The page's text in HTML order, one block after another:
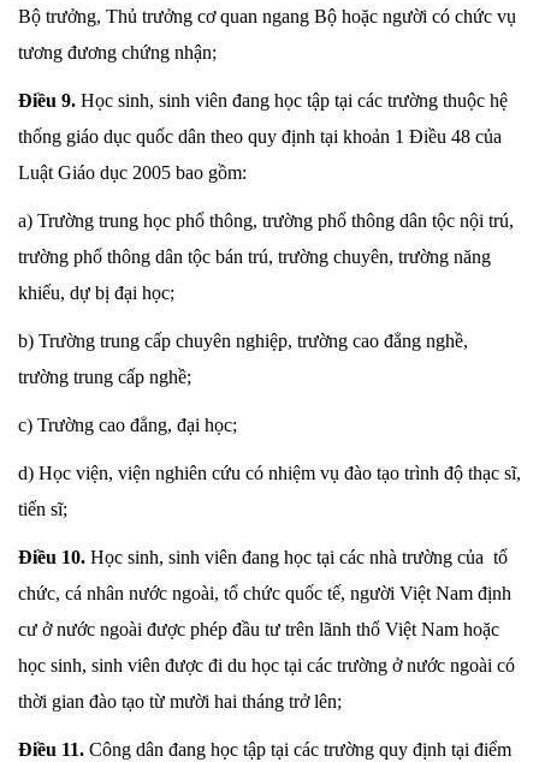
Bộ trưởng, Thủ trưởng cơ quan ngang Bộ hoặc người có chức vụ
tương đương chứng nhận;
Điều 9. Học sinh, sinh viên đang học tập tại các trường thuộc hệ
thống giáo dục quốc dân theo quy định tại khoản 1 Điều 48 của
Luật Giáo dục 2005 bao gồm:
a) Trường trung học phổ thông, trường phổ thông dân tộc nội trú,
trường phổ thông dân tộc bán trú, trường chuyên, trường năng
khiếu, dự bị đại học;
b) Trường trung cấp chuyên nghiệp, trường cao đẳng nghề,
trường trung cấp nghề;
c) Trường cao đẳng, đại học;
d) Học viện, viện nghiên cứu có nhiệm vụ đào tạo trình độ thạc sĩ,
tiến sĩ;
Điều 10. Học sinh, sinh viên đang học tại các nhà trường của tổ
chức, cá nhân nước ngoài, tổ chức quốc tế, người Việt Nam định
cư ở nước ngoài được phép đầu tư trên lãnh thổ Việt Nam hoặc
học sinh, sinh viên được đi du học tại các trường ở nước ngoài có
thời gian đào tạo từ mười hai tháng trở lên;
Điều 11. Công dân đang học tập tại các trường quy định tại điểm